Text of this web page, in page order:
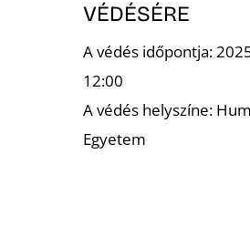
VÉDÉSÉRE
A védés időpontja:
12:00
A védés helyszíne:
Egyetem